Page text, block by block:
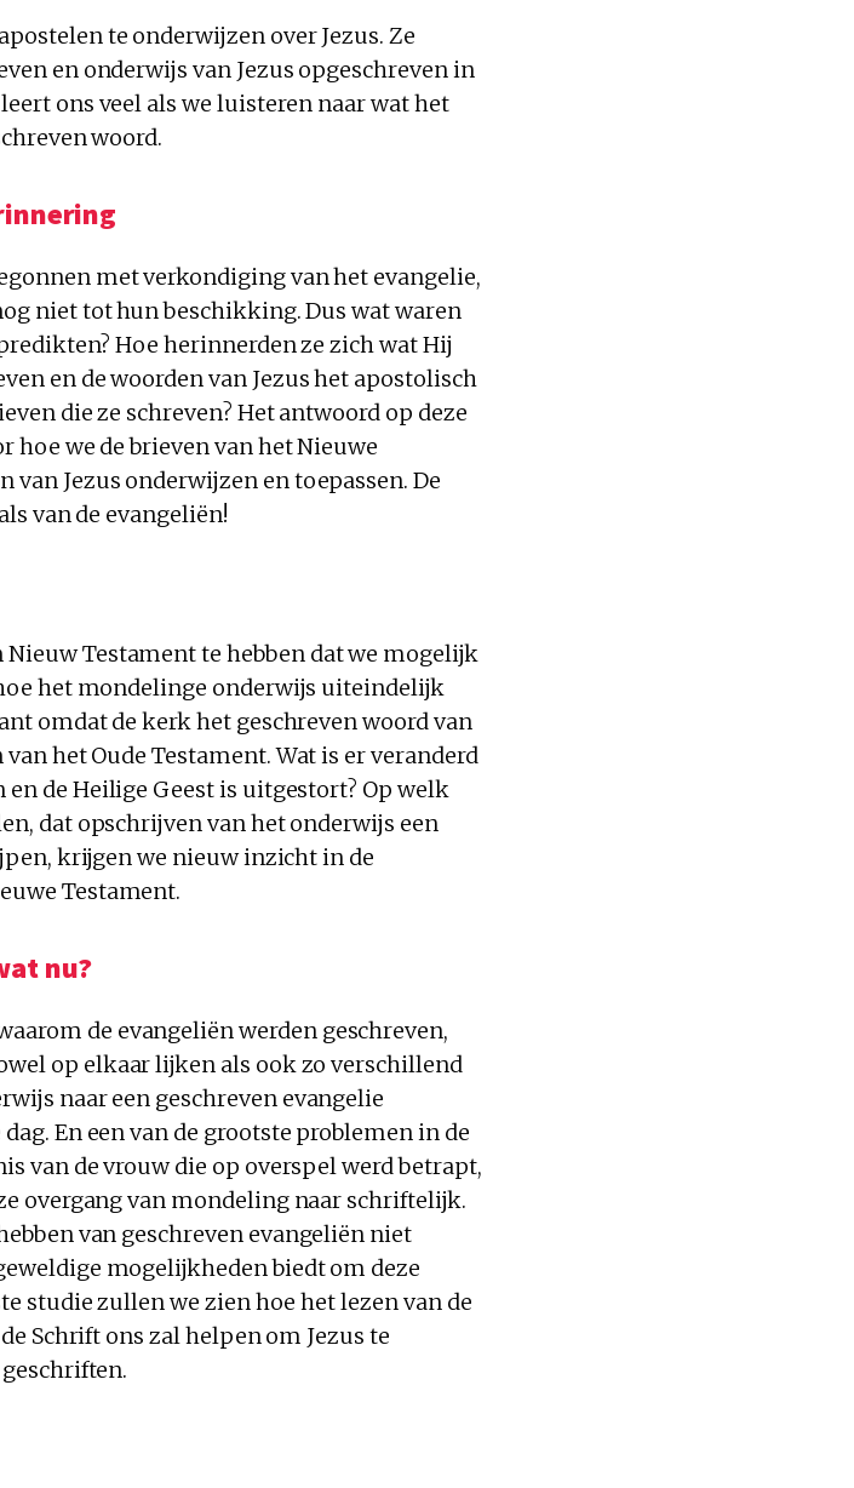
te onderwijzen over Jezus. Ze
en onderwijs van Jezus opgeschreven in
ons veel als we luisteren naar wat het
woord.
met verkondiging van het evangelie,
niet tot hun beschikking. Dus wat waren
Hoe herinnerden ze zich wat Hij
en de woorden van Jezus het apostolisch
die ze schreven? Het antwoord op deze
we de brieven van het Nieuwe
van Jezus onderwijzen en toepassen. De
van de evangeliën!
Nieuw Testament te hebben dat we mogelijk
het mondelinge onderwijs uiteindelijk
omdat de kerk het geschreven woord van
het Oude Testament. Wat is er veranderd
de Heilige Geest is uitgestort? Op welk
dat opschrijven van het onderwijs een
krijgen we nieuw inzicht in de
Testament.
nu?
de evangeliën werden geschreven,
op elkaar lijken als ook zo verschillend
naar een geschreven evangelie
En een van de grootste problemen in de
van de vrouw die op overspel werd betrapt,
overgang van mondeling naar schriftelijk.
van geschreven evangeliën niet
mogelijkheden biedt om deze
studie zullen we zien hoe het lezen van de
Schrift ons zal helpen om Jezus te